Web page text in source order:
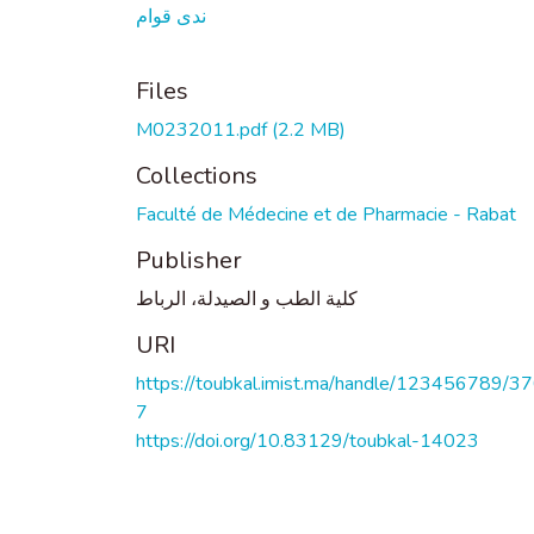
ندى قوام
Files
M0232011.pdf(2.2 MB)
Collections
Faculté de Médecine et de Pharmacie - Rabat
Publisher
كلية الطب و الصيدلة، الرباط
URI
https://toubkal.imist.ma/handle/123456789/
7
https://doi.org/10.83129/toubkal-14023